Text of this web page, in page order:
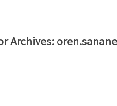
Archives: